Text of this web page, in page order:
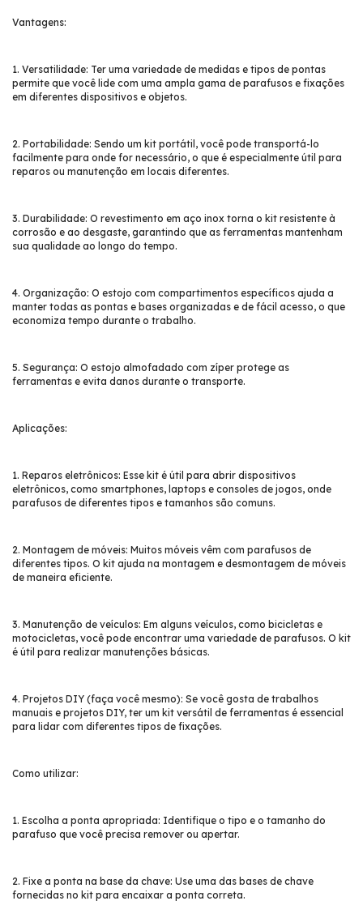
Vantagens:
1. Versatilidade: Ter uma variedade de medidas e tipos de pontas
permite que você lide com uma ampla gama de parafusos e fixações
em diferentes dispositivos e objetos.
2. Portabilidade: Sendo um kit portátil, você pode transportá-lo
facilmente para onde for necessário, o que é especialmente útil para
reparos ou manutenção em locais diferentes.
3. Durabilidade: O revestimento em aço inox torna o kit resistente à
corrosão e ao desgaste, garantindo que as ferramentas mantenham
sua qualidade ao longo do tempo.
4. Organização: O estojo com compartimentos específicos ajuda a
manter todas as pontas e bases organizadas e de fácil acesso, o que
economiza tempo durante o trabalho.
5. Segurança: O estojo almofadado com zíper protege as
ferramentas e evita danos durante o transporte.
Aplicações:
1. Reparos eletrônicos: Esse kit é útil para abrir dispositivos
eletrônicos, como smartphones, laptops e consoles de jogos, onde
parafusos de diferentes tipos e tamanhos são comuns.
2. Montagem de móveis: Muitos móveis vêm com parafusos de
diferentes tipos. O kit ajuda na montagem e desmontagem de móveis
de maneira eficiente.
3. Manutenção de veículos: Em alguns veículos, como bicicletas e
motocicletas, você pode encontrar uma variedade de parafusos. O kit
é útil para realizar manutenções básicas.
4. Projetos DIY (faça você mesmo): Se você gosta de trabalhos
manuais e projetos DIY, ter um kit versátil de ferramentas é essencial
para lidar com diferentes tipos de fixações.
Como utilizar:
1. Escolha a ponta apropriada: Identifique o tipo e o tamanho do
parafuso que você precisa remover ou apertar.
2. Fixe a ponta na base da chave: Use uma das bases de chave
fornecidas no kit para encaixar a ponta correta.